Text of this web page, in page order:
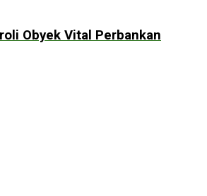
Obyek Vital Perbankan